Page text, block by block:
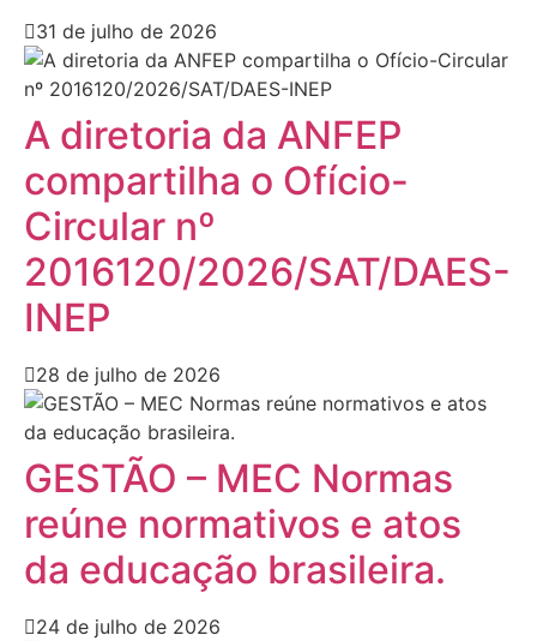
31 de julho de 2026
A diretoria da ANFEP
compartilha o Ofício-
Circular nº
2016120/2026/SAT/DAES-
INEP
28 de julho de 2026
GESTÃO – MEC Normas
reúne normativos e atos
da educação brasileira.
24 de julho de 2026